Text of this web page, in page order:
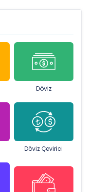
Döviz
Döviz Çevirici